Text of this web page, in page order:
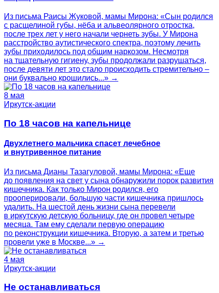
Из письма Раисы Жуковой, мамы Мирона: «Сын родился
с расщелиной губы, нёба и альвеолярного отростка,
после трех лет у него начали чернеть зубы. У Мирона
расстройство аутистического спектра, поэтому лечить
зубы приходилось под общим наркозом. Несмотря
на тщательную гигиену, зубы продолжали разрушаться,
после девяти лет это стало происходить стремительно –
они буквально крошились...» →
8 мая
Иркутск-акции
По 18 часов на капельнице
Двухлетнего мальчика спасет лечебное
и внутривенное питание
Из письма Дианы Тазагуловой, мамы Мирона: «Еще
до появления на свет у сына обнаружили порок развития
кишечника. Как только Мирон родился, его
прооперировали, большую части кишечника пришлось
удалить. На шестой день жизни сына перевели
в иркутскую детскую больницу, где он провел четыре
месяца. Там ему сделали первую операцию
по реконструкции кишечника. Вторую, а затем и третью
провели уже в Москве...» →
4 мая
Иркутск-акции
Не останавливаться